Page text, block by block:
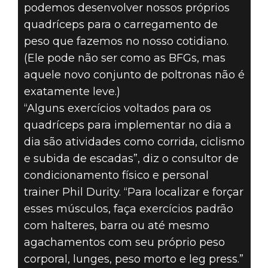
podemos desenvolver nossos próprios
quadríceps para o carregamento de
peso que fazemos no nosso cotidiano.
(Ele pode não ser como as BFGs, mas
aquele novo conjunto de poltronas não é
exatamente leve.)
“Alguns exercícios voltados para os
quadríceps para implementar no dia a
dia são atividades como corrida, ciclismo
e subida de escadas”, diz o consultor de
condicionamento físico e personal
trainer Phil Durity. “Para localizar e forçar
esses músculos, faça exercícios padrão
com halteres, barra ou até mesmo
agachamentos com seu próprio peso
corporal, lunges, peso morto e leg press.”